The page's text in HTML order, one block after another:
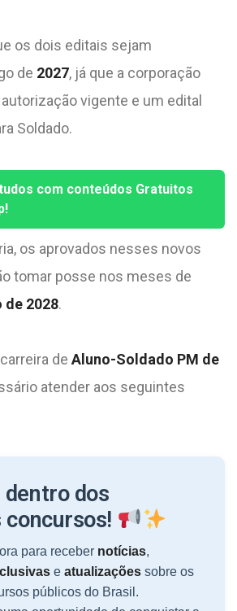
os dois editais sejam
de 2027, já que a corporação
vigente e um edital
Soldado.
com conteúdos Gratuitos
os aprovados nesses novos
tomar posse nos meses de
de 2028.
de Aluno-Soldado PM de
atender aos seguintes
dentro dos
concursos!
para receber notícias,
e atualizações sobre os
públicos do Brasil.